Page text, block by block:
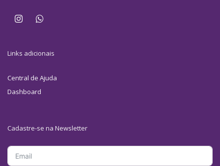
Links adicionais
Central de Ajuda
Dashboard
Cadastre-se na Newsletter